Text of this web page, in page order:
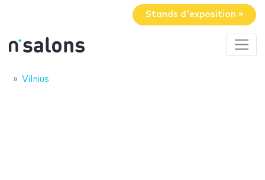
Stands d'exposition »
Vilnius